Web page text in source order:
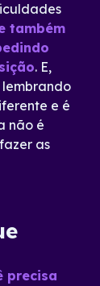
também
. E,
lembrando
e é
não é
as
precisa